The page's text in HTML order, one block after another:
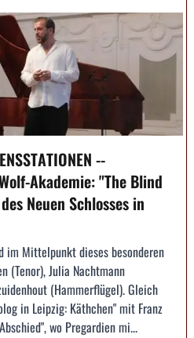
--
Akademie: "The Blind
Neuen Schlosses in
im Mittelpunkt dieses besonderen
(Tenor), Julia Nachtmann
(Hammerflügel). Gleich
in Leipzig: Käthchen" mit Franz
wo Pregardien mi...